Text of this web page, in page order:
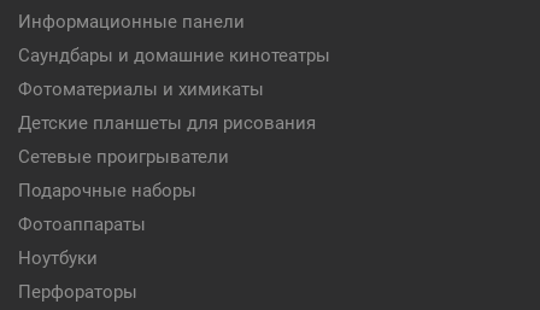
Информационные панели
Саундбары и домашние кинотеатры
Фотоматериалы и химикаты
Детские планшеты для рисования
Сетевые проигрыватели
Подарочные наборы
Фотоаппараты
Ноутбуки
Перфораторы